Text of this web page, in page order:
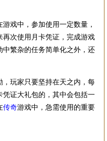
戏中，参加使用一定数量，
次使用月卡凭证，完成游戏
繁杂的任务简单化之外，还
玩家只要坚持在天之内，每
证大礼包的，其中会包括一
传奇游戏中，急需使用的重要